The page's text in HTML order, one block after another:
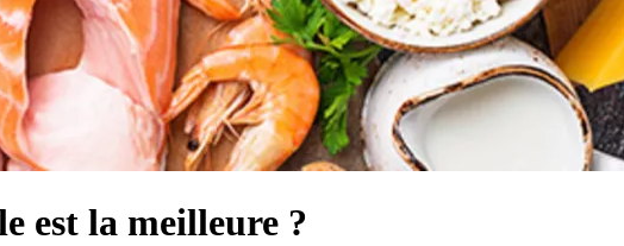
est la meilleure ?